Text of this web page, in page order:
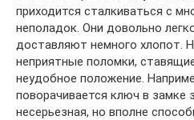
приходится сталкиваться с
неполадок. Они довольно
доставляют немного хлопот.
неприятные поломки,
неудобное положение.
поворачивается ключ в замке
несерьезная, но вполне